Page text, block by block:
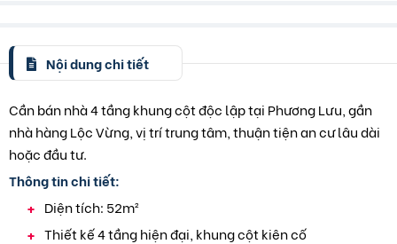
Nội dung chi tiết
Cần bán nhà 4 tầng khung cột độc lập tại Phương Lưu, gần
nhà hàng Lộc Vừng, vị trí trung tâm, thuận tiện an cư lâu dài
hoặc đầu tư.
Thông tin chi tiết:
Diện tích: 52m²
Thiết kế 4 tầng hiện đại, khung cột kiên cố